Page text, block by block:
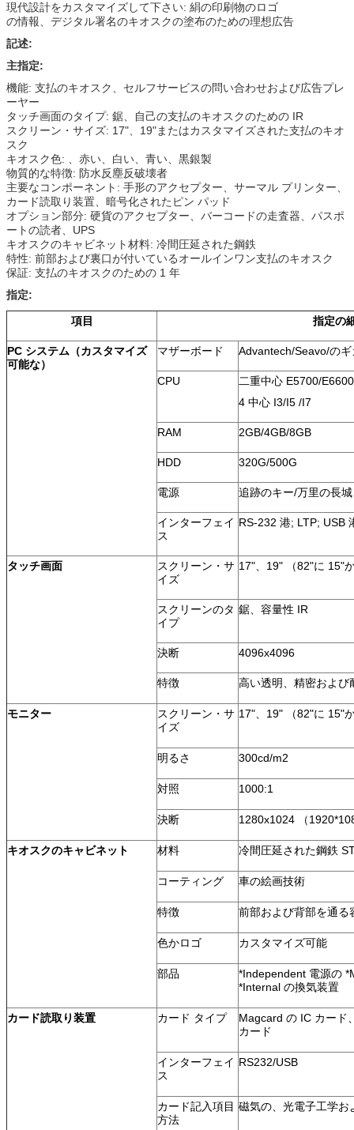
現代設計をカスタマイズして下さい: 絹の印刷物のロゴ
の情報、デジタル署名のキオスクの塗布のための理想広告
記述:
主指定:
機能: 支払のキオスク、セルフサービスの問い合わせおよび広告プレ
ーヤー
タッチ画面のタイプ: 鋸、自己の支払のキオスクのための IR
スクリーン・サイズ: 17"、19"またはカスタマイズされた支払のキオ
スク
キオスク色: 、赤い、白い、青い、黒銀製
物質的な特徴: 防水反塵反破壊者
主要なコンポーネント: 手形のアクセプター、サーマル プリンター、
カード読取り装置、暗号化されたピン パッド
オプション部分: 硬貨のアクセプター、バーコードの走査器、パスポ
ートの読者、UPS
キオスクのキャビネット材料: 冷間圧延された鋼鉄
特性: 前部および裏口が付いているオールインワン支払のキオスク
保証: 支払のキオスクのための 1 年
指定:
項目 指定の
PC システム（カスタマイズ
可能な）
マザーボード Advantech/Seavo/の
CPU
二重中心 E5700/
4 中心 I3/I5 /I7
RAM 2GB/4GB/8GB
HDD 320G/500G
電源 追跡のキー/万里の長城
インターフェイ
ス
RS-232 港; LTP; USB
タッチ画面
スクリーン・サ
イズ
17"、19" （82"に 15"
スクリーンのタ
イプ
鋸、容量性 IR
決断 4096x4096
特徴 高い透明、精密および
モニター
スクリーン・サ
イズ
17"、19" （82"に 15"
明るさ 300cd/m2
対照 1000:1
決断 1280x1024 （
キオスクのキャビネット 材料 冷間圧延された鋼鉄
コーティング 車の絵画技術
特徴 前部および背部を通る
色かロゴ カスタマイズ可能
部品
*Independent 電源の
*Internal の換気装置
カード読取り装置 カード タイプ
Magcard の IC カード
カード
インターフェイ
ス
RS232/USB
カード記入項目
方法
磁気の、光電子工学お